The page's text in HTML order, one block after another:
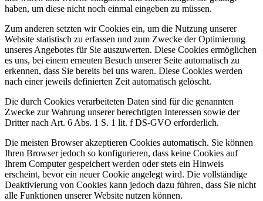
haben, um diese nicht noch einmal eingeben zu müssen.
Zum anderen setzten wir Cookies ein, um die Nutzung unserer
Website statistisch zu erfassen und zum Zwecke der Optimierung
unseres Angebotes für Sie auszuwerten. Diese Cookies ermöglichen
es uns, bei einem erneuten Besuch unserer Seite automatisch zu
erkennen, dass Sie bereits bei uns waren. Diese Cookies werden
nach einer jeweils definierten Zeit automatisch gelöscht.
Die durch Cookies verarbeiteten Daten sind für die genannten
Zwecke zur Wahrung unserer berechtigten Interessen sowie der
Dritter nach Art. 6 Abs. 1 S. 1 lit. f DS-GVO erforderlich.
Die meisten Browser akzeptieren Cookies automatisch. Sie können
Ihren Browser jedoch so konfigurieren, dass keine Cookies auf
Ihrem Computer gespeichert werden oder stets ein Hinweis
erscheint, bevor ein neuer Cookie angelegt wird. Die vollständige
Deaktivierung von Cookies kann jedoch dazu führen, dass Sie nicht
alle Funktionen unserer Website nutzen können.